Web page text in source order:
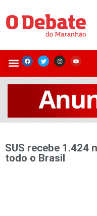
SUS recebe 1.424
todo o Brasil